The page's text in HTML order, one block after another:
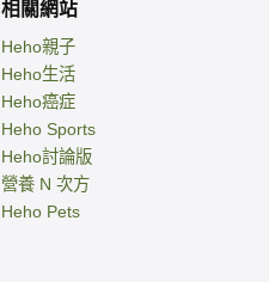
相關網站
Heho親子
Heho生活
Heho癌症
Heho Sports
Heho討論版
營養 N 次方
Heho Pets